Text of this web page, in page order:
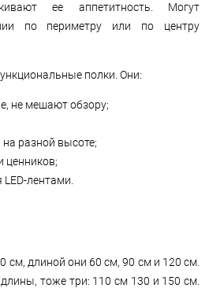
ее аппетитность. Могут
по периметру или по центру
полки. Они:
не мешают обзору;
разной высоте;
ценников;
лентами.
см, длиной они 60 см, 90 см и 120 см.
тоже три: 110 см 130 и 150 см.